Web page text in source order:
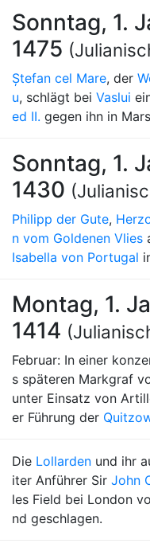
Sonntag, 1.
1475
Ștefan cel Mare, der
u, schlägt bei Vaslui
ed II. gegen ihn in
Sonntag, 1.
1430
Philipp der Gute,
n vom Goldenen Vlies
Isabella von Portugal
Montag, 1.
1414
Februar: In einer
s späteren Markgraf
unter Einsatz von
er Führung der
Die Lollarden und ihr
iter Anführer Sir John
les Field bei London
nd geschlagen.